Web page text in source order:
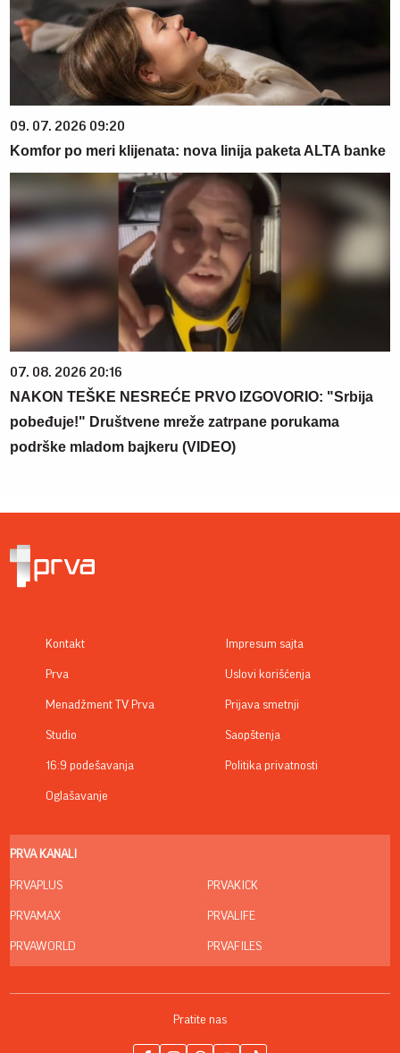
09. 07. 2026 09:20
Komfor po meri klijenata: nova linija paketa ALTA banke
07. 08. 2026 20:16
NAKON TEŠKE NESREĆE PRVO IZGOVORIO: "Srbija
pobeđuje!" Društvene mreže zatrpane porukama
podrške mladom bajkeru (VIDEO)
Kontakt
Prva
Menadžment TV Prva
Studio
16:9 podešavanja
Oglašavanje
Impresum sajta
Uslovi korišćenja
Prijava smetnji
Saopštenja
Politika privatnosti
PRVA KANALI
PRVAPLUS
PRVAMAX
PRVAWORLD
PRVAKICK
PRVALIFE
PRVAFILES
Pratite nas